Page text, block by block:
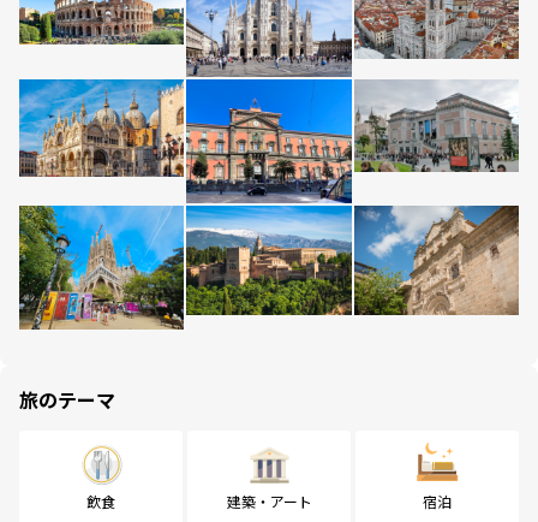
旅のテーマ
飲食 建築・アート 宿泊